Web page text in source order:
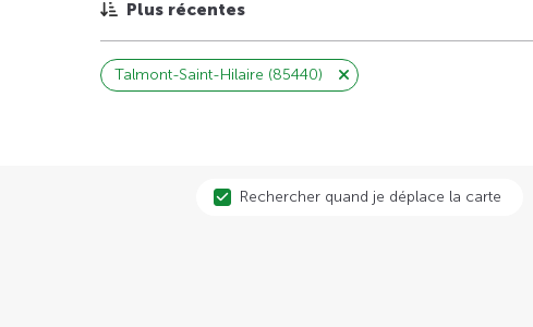
Plus récentes
Talmont-Saint-Hilaire (85440)
Rechercher quand je déplace la carte